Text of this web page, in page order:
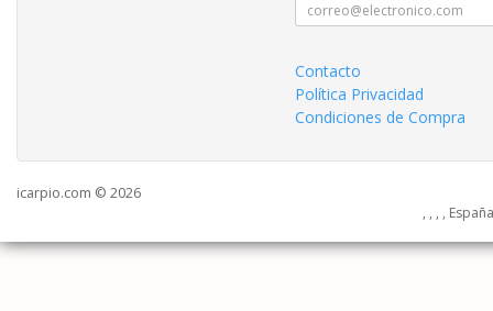
Contacto
Política Privacidad
Condiciones de Compra
icarpio.com © 2026
, , , ,